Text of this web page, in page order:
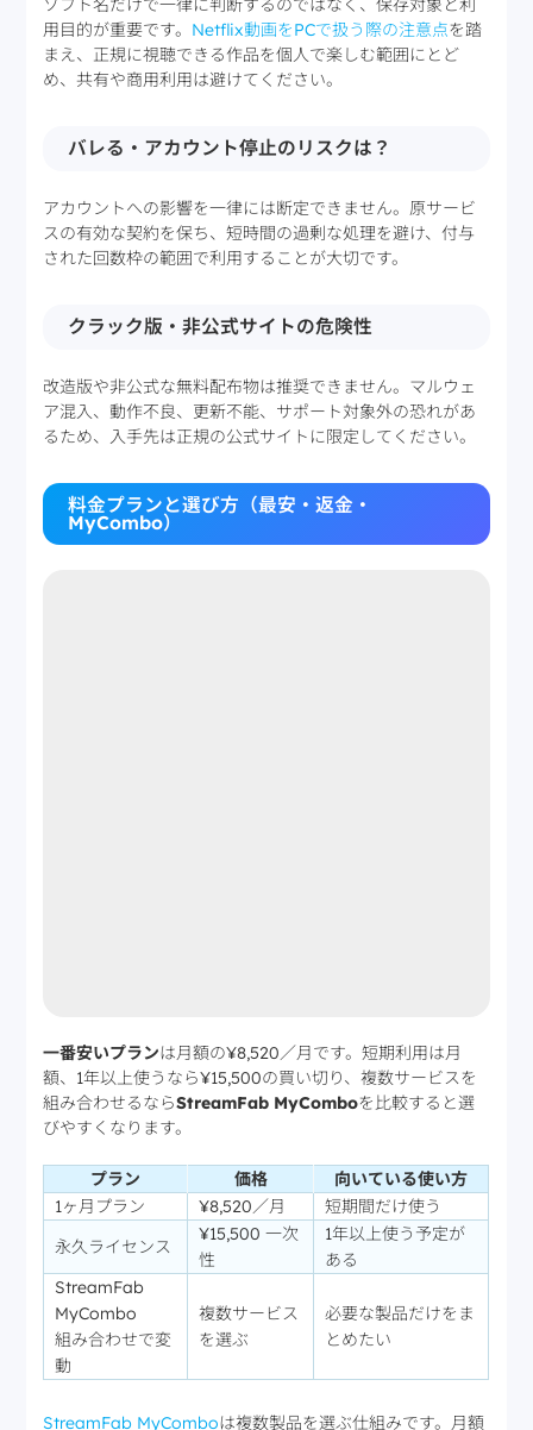
ソフト名だけで一律に判断するのではなく、保存対象と利
用目的が重要です。 Netflix動画をPCで扱う際の注意点を踏
まえ、正規に視聴できる作品を個人で楽しむ範囲にとど
め、共有や商用利用は避けてください。
バレる・アカウント停止のリスクは？
アカウントへの影響を一律には断定できません。原サービ
スの有効な契約を保ち、短時間の過剰な処理を避け、付与
された回数枠の範囲で利用することが大切です。
クラック版・非公式サイトの危険性
改造版や非公式な無料配布物は推奨できません。マルウェ
ア混入、動作不良、更新不能、サポート対象外の恐れがあ
るため、入手先は正規の公式サイトに限定してください。
料金プランと選び方（最安・返金・
MyCombo）
一番安いプランは月額の¥8,520／月です。短期利用は月
額、1年以上使うなら¥15,500の買い切り、複数サービスを
組み合わせるならStreamFab MyComboを比較すると選
びやすくなります。
プラン 価格
向いている使い方
1ヶ月プラン
¥8,520／月
短期間だけ使う
永久ライセンス
¥15,500 一次
性
1年以上使う予定が
ある
StreamFab
MyCombo
組み合わせで変
動
複数サービス
を選ぶ
必要な製品だけをま
とめたい
StreamFab MyComboは複数製品を選ぶ仕組みです。月額